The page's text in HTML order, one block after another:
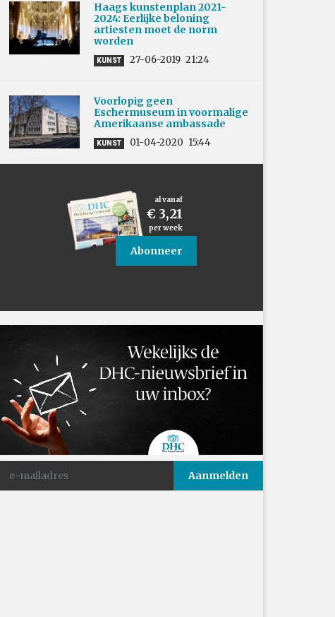
Haags kunstenplan 2021-
2024: Eerlijke beloning
artiesten moet de norm
worden
KUNST 27-06-2019 21:24
Voorlopig geen
Eschermuseum in voormalige
Amerikaanse ambassade
KUNST 01-04-2020 15:44
al vanaf
€ 3,21
per week
Abonneer